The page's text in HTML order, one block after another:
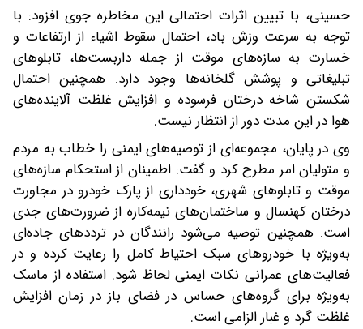
حسینی، با تبیین اثرات احتمالی این مخاطره جوی افزود: با
توجه به سرعت وزش باد، احتمال سقوط اشیاء از ارتفاعات و
خسارت به سازه‌های موقت از جمله داربست‌ها، تابلوهای
تبلیغاتی و پوشش گلخانه‌ها وجود دارد. همچنین احتمال
شکستن شاخه درختان فرسوده و افزایش غلظت آلاینده‌های
هوا در این مدت دور از انتظار نیست.
وی در پایان، مجموعه‌ای از توصیه‌های ایمنی را خطاب به مردم
و متولیان امر مطرح کرد و گفت: اطمینان از استحکام سازه‌های
موقت و تابلوهای شهری، خودداری از پارک خودرو در مجاورت
درختان کهنسال و ساختمان‌های نیمه‌کاره از ضرورت‌های جدی
است. همچنین توصیه می‌شود رانندگان در ترددهای جاده‌ای
به‌ویژه با خودروهای سبک احتیاط کامل را رعایت کرده و در
فعالیت‌های عمرانی نکات ایمنی لحاظ شود. استفاده از ماسک
به‌ویژه برای گروه‌های حساس در فضای باز در زمان افزایش
غلظت گرد و غبار الزامی است.